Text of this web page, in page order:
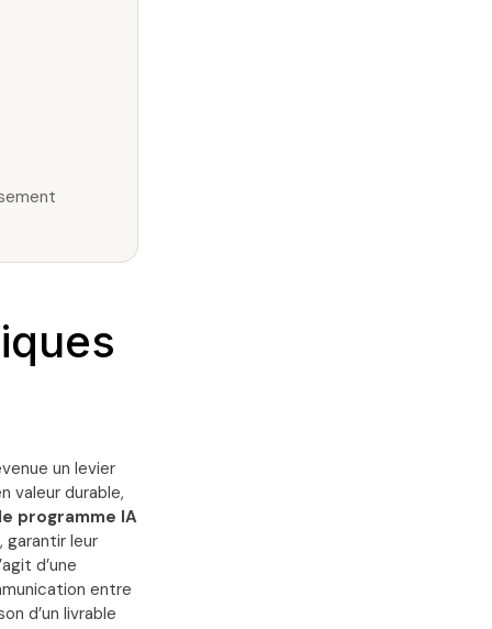
un levier
valeur durable,
programme IA
garantir leur
d’une
entre
d’un livrable